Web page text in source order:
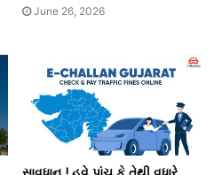
June 26, 2026